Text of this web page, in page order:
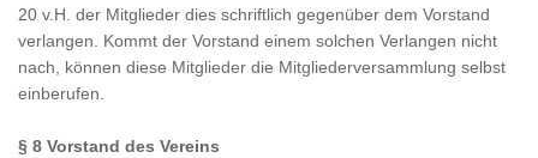
20 v.H. der Mitglieder dies schriftlich gegenüber dem Vorstand
verlangen. Kommt der Vorstand einem solchen Verlangen nicht
nach, können diese Mitglieder die Mitgliederversammlung selbst
einberufen.
§ 8 Vorstand des Vereins